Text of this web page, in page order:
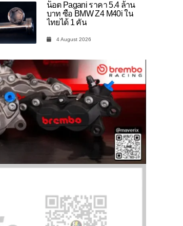
น็อต Pagani ราคา 5.4 ล้าน
บาท ซื้อ BMW Z4 M40i ใน
ไทยได้ 1 คัน
4 August 2026